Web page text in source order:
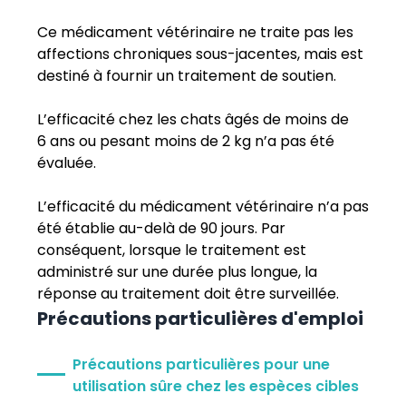
Ce médicament vétérinaire ne traite pas les
affections chroniques sous-jacentes, mais est
destiné à fournir un traitement de soutien.
L’efficacité chez les chats âgés de moins de
6 ans ou pesant moins de 2 kg n’a pas été
évaluée.
L’efficacité du médicament vétérinaire n’a pas
été établie au-delà de 90 jours. Par
conséquent, lorsque le traitement est
administré sur une durée plus longue, la
réponse au traitement doit être surveillée.
Précautions particulières d'emploi
Précautions particulières pour une
utilisation sûre chez les espèces cibles